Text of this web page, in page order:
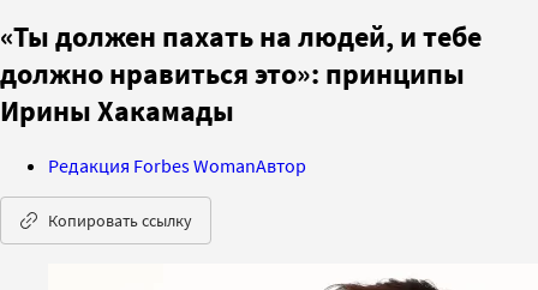
«Ты должен пахать на людей, и тебе
должно нравиться это»: принципы
Ирины Хакамады
Редакция Forbes WomanАвтор
Копировать ссылку